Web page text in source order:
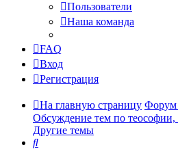
Пользователи
Наша команда
FAQ
Вход
Регистрация
На главную страницу Форум
Обсуждение тем по теософии,
Другие темы
Поиск